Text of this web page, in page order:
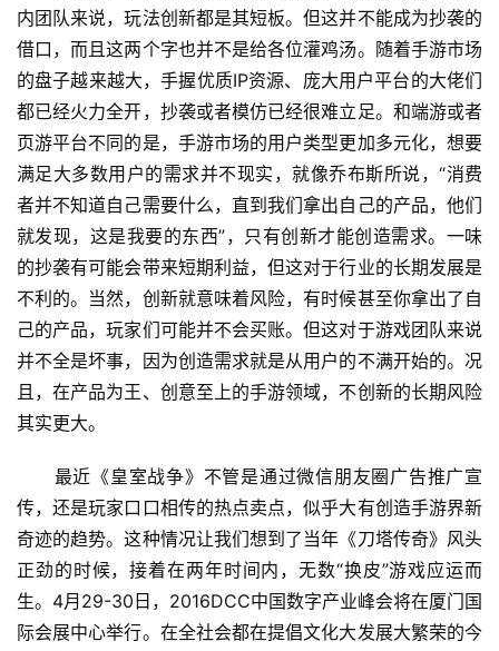
首
页
游
茶
原
创
游
戏
手
机
游
戏
内团队来说，玩法创新都是其短板。但这并不能成为抄袭的
借口，而且这两个字也并不是给各位灌鸡汤。随着手游市场
的盘子越来越大，手握优质IP资源、庞大用户平台的大佬们
都已经火力全开，抄袭或者模仿已经很难立足。和端游或者
页游平台不同的是，手游市场的用户类型更加多元化，想要
满足大多数用户的需求并不现实，就像乔布斯所说，“消费
者并不知道自己需要什么，直到我们拿出自己的产品，他们
就发现，这是我要的东西”，只有创新才能创造需求。一味
的抄袭有可能会带来短期利益，但这对于行业的长期发展是
不利的。当然，创新就意味着风险，有时候甚至你拿出了自
己的产品，玩家们可能并不会买账。但这对于游戏团队来说
并不全是坏事，因为创造需求就是从用户的不满开始的。况
且，在产品为王、创意至上的手游领域，不创新的长期风险
其实更大。
最近《皇室战争》不管是通过微信朋友圈广告推广宣
传，还是玩家口口相传的热点卖点，似乎大有创造手游界新
奇迹的趋势。这种情况让我们想到了当年《刀塔传奇》风头
正劲的时候，接着在两年时间内，无数“换皮”游戏应运而
生。4月29-30日，2016DCC中国数字产业峰会将在厦门国
际会展中心举行。在全社会都在提倡文化大发展大繁荣的今